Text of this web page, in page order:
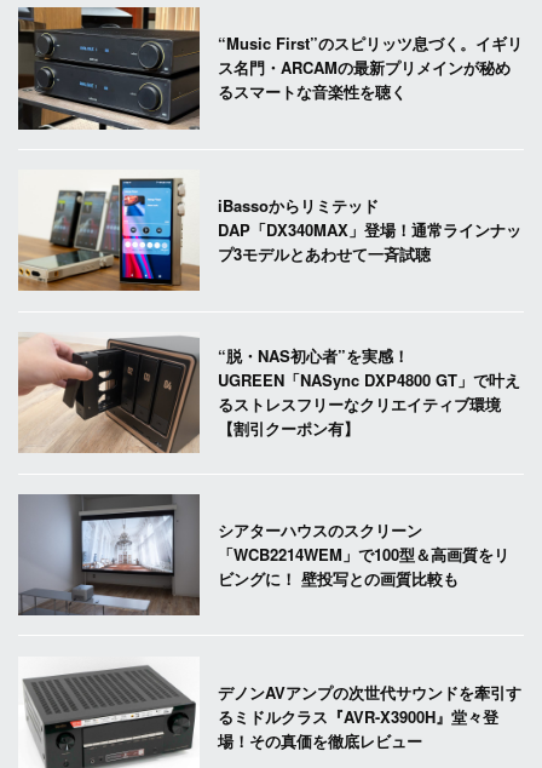
“Music First”のスピリッツ息づく。イギリ
ス名門・ARCAMの最新プリメインが秘め
るスマートな音楽性を聴く
iBassoからリミテッド
DAP「DX340MAX」登場！通常ラインナッ
プ3モデルとあわせて一斉試聴
“脱・NAS初心者”を実感！
UGREEN「NASync DXP4800 GT」で叶え
るストレスフリーなクリエイティブ環境
【割引クーポン有】
シアターハウスのスクリーン
「WCB2214WEM」で100型＆高画質をリ
ビングに！ 壁投写との画質比較も
デノンAVアンプの次世代サウンドを牽引す
るミドルクラス『AVR-X3900H』堂々登
場！その真価を徹底レビュー